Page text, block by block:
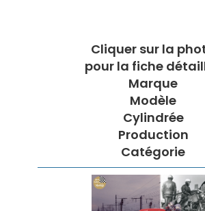
Cliquer sur la
pour la fiche
Marque
Modèle
Cylindrée
Production
Catégorie